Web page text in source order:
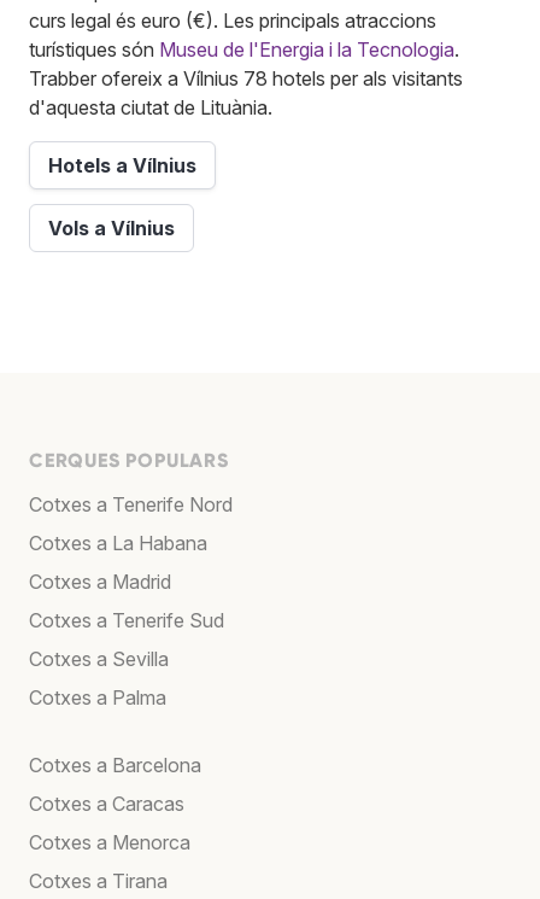
curs legal és euro (€). Les principals atraccions
turístiques són Museu de l'Energia i la Tecnologia.
Trabber ofereix a Vílnius 78 hotels per als visitants
d'aquesta ciutat de Lituània.
Hotels a Vílnius
Vols a Vílnius
CERQUES POPULARS
Cotxes a Tenerife Nord
Cotxes a La Habana
Cotxes a Madrid
Cotxes a Tenerife Sud
Cotxes a Sevilla
Cotxes a Palma
Cotxes a Barcelona
Cotxes a Caracas
Cotxes a Menorca
Cotxes a Tirana